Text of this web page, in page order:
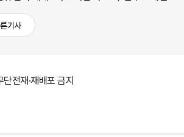
기사
전재·재배포 금지